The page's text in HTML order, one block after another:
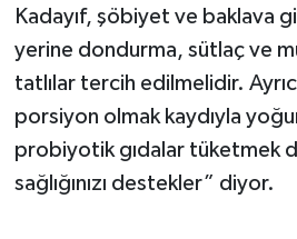
Kadayıf, şöbiyet ve baklava
yerine dondurma, sütlaç ve
tatlılar tercih edilmelidir.
porsiyon olmak kaydıyla
probiyotik gıdalar tüketmek
sağlığınızı destekler” diyor.